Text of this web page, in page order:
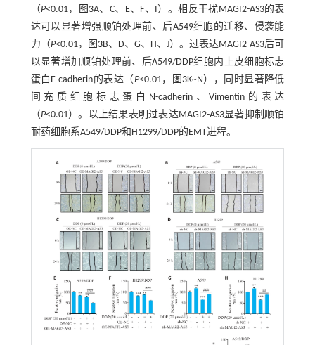
（P<0.01， 图3A、C、E、F、I）。相反干扰MAGI2-AS3的表
达可以显著增强顺铂处理前、后A549细胞的迁移、侵袭能
力（P<0.01， 图3B、D、G、H、J）。过表达MAGI2-AS3后可
以显著增加顺铂处理前、后A549/DDP细胞内上皮细胞标志
蛋白E-cadherin的表达（P<0.01， 图3K~N），同时显著降低
间充质细胞标志蛋白N-cadherin、Vimentin的表达
（P<0.01）。以上结果表明过表达MAGI2-AS3显著抑制顺铂
耐药细胞系A549/DDP和H1299/DDP的EMT进程。